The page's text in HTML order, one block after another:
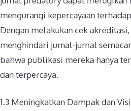
mengurangi kepercayaan
Dengan melakukan cek
menghindari jurnal-jurnal
bahwa publikasi mereka hanya
dan terpercaya.
1.3 Meningkatkan Dampak dan